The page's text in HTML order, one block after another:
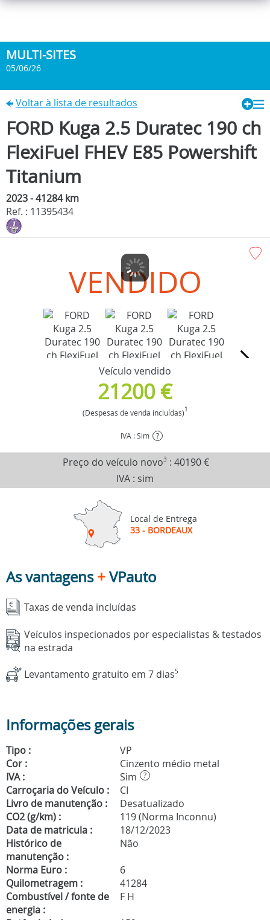
MULTI-SITES
05/06/26
Voltar à lista de resultados
FORD Kuga 2.5 Duratec 190 ch
FlexiFuel FHEV E85 Powershift
Titanium
2023 - 41284 km
Ref. : 11395434
VENDIDO
Veículo vendido
21200 €
(Despesas de venda incluídas)1
IVA : Sim ?
Preço do veículo novo3 : 40190 €
IVA : sim
Local de Entrega
33 - BORDEAUX
As vantagens+VPauto
Taxas de venda incluídas
Veículos inspecionados por especialistas & testados
na estrada
Levantamento gratuito em 7 dias5
Informações gerais
Tipo :
VP
Cor :
Cinzento médio metal
IVA :
Sim ?
Carroçaria do Veículo :
CI
Livro de manutenção :
Desatualizado
CO2 (g/km) :
119 (Norma Inconnu)
Data de matricula :
18/12/2023
Histórico de
manutenção :
Não
Norma Euro :
6
Quilometragem :
41284
Combustível / fonte de
energia :
F H